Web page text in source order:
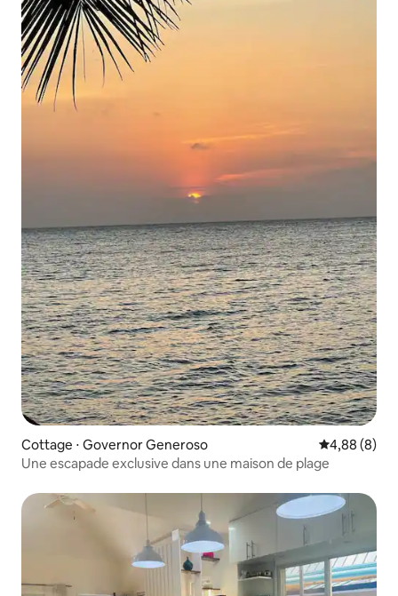
Cottage ⋅ Governor Generoso Évaluation
4,88 (8)
Une escapade exclusive dans une maison de plage